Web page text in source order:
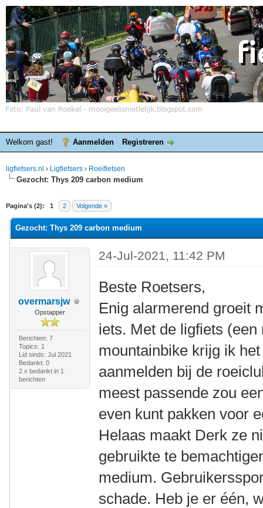
Welkom gast! Aanmelden Registreren
ligfietsers.nl › Ligfietsers › Roeifietsen
Gezocht: Thys 209 carbon medium
Pagina's (2): 1 2 Volgende »
waardering is 0
Gezocht: Thys 209 carbon medium
overmarsjw
Opstapper
Berichten: 7
Topics: 1
Lid sinds: Jul 2021
Bedankt: 0
2 x bedankt in 1
berichten
24-Jul-2021, 11:42 PM
Beste Roetsers,
Enig alarmerend groeit
iets. Met de ligfiets
mountainbike krijg ik
aanmelden bij de
meest passende zou
even kunt pakken voor
Helaas maakt Derk ze
gebruikte te
medium.
schade. Heb je er één,